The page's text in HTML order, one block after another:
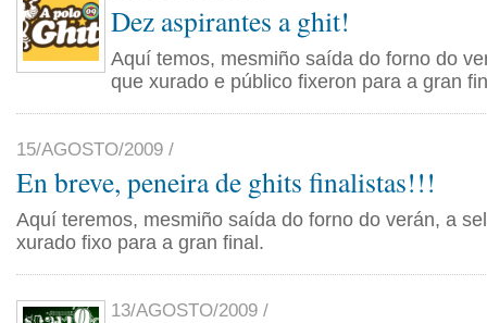
Dez aspirantes a ghit!
Aquí temos, mesmiño saída do forno do
que xurado e público fixeron para a gran
15/AGOSTO/2009 /
En breve, peneira de ghits finalistas!!!
Aquí teremos, mesmiño saída do forno do verán, a
xurado fixo para a gran final.
13/AGOSTO/2009 /